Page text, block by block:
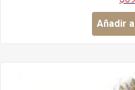
Añadir